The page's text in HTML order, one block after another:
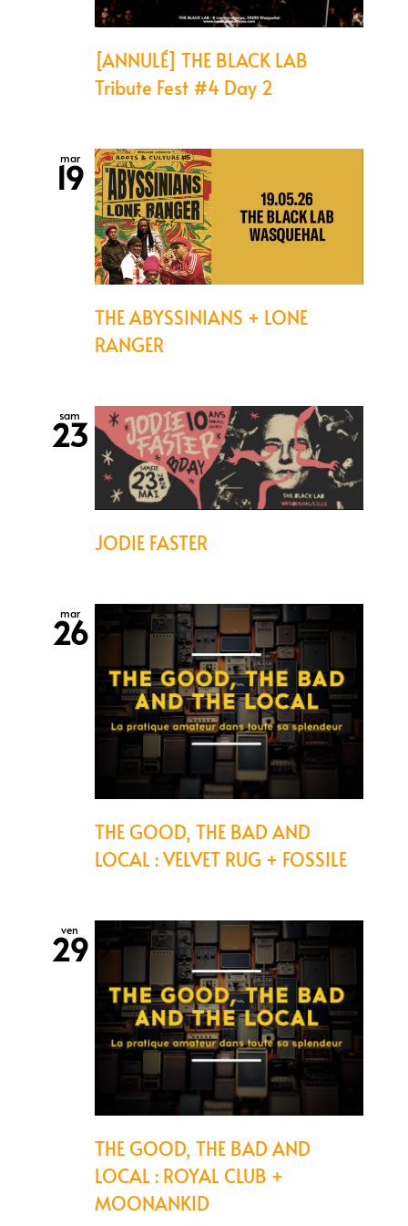
[ANNULÉ] THE BLACK LAB
Tribute Fest #4 Day 2
mar
19
THE ABYSSINIANS + LONE
RANGER
sam
23
JODIE FASTER
mar
26
THE GOOD, THE BAD AND
LOCAL : VELVET RUG + FOSSILE
ven
29
THE GOOD, THE BAD AND
LOCAL : ROYAL CLUB +
MOONANKID